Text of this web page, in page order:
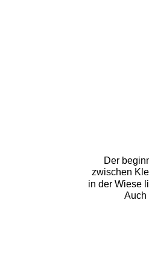
Der
zwischen
in der Wiese
Auch